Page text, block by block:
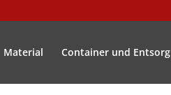
Material Container und